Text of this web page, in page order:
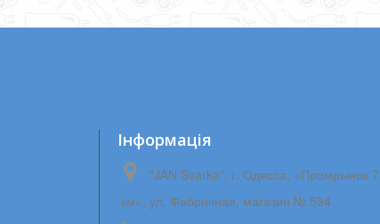
Iнформація
"JAN Svarka", г. Одесса, «Промрынок 7
км», ул. Фабричная, магазин № 594